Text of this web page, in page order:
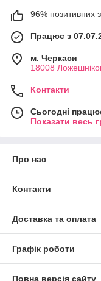
96% позитивних з
Працює з
м. Черкаси
18008
Контакти
Сьогодні
Показати весь
Про нас
Контакти
Доставка та оплата
Графік роботи
Повна версія сайту